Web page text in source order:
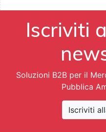
Iscriviti
Soluzioni B2B per il
Pubblica
Iscriviti